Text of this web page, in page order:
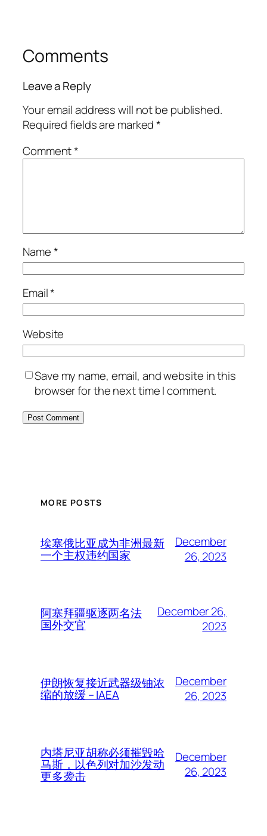
Comments
Leave a Reply
Your email address will not be published.
Required fields are marked*
Comment*
Name*
Email*
Website
Save my name, email, and website in this
browser for the next time I comment.
MORE POSTS
埃塞俄比亚成为非洲最新
一个主权违约国家
December
26, 2023
阿塞拜疆驱逐两名法
国外交官
December 26,
2023
伊朗恢复接近武器级铀浓
缩的放缓 – IAEA
December
26, 2023
内塔尼亚胡称必须摧毁哈
马斯，以色列对加沙发动
更多袭击
December
26, 2023